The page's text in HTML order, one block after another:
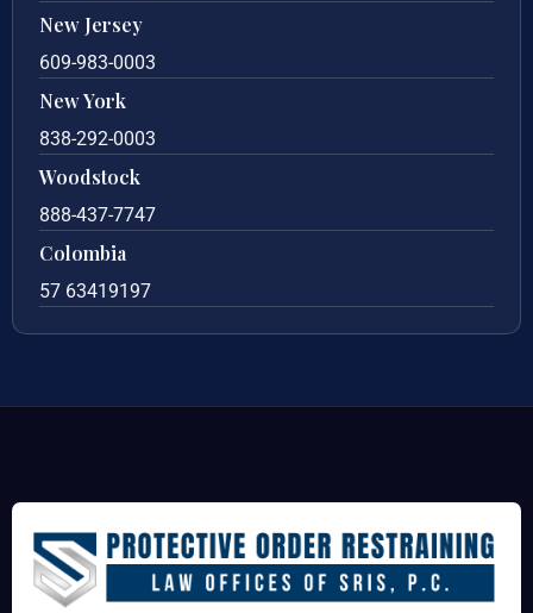
New Jersey
609-983-0003
New York
838-292-0003
Woodstock
888-437-7747
Colombia
57 63419197